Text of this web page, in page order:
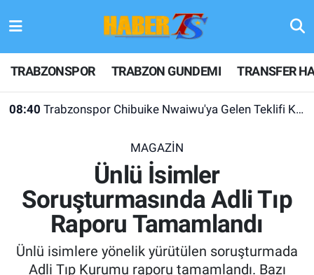
TRABZONSPOR TRABZON GUNDEMI TRANSFER
08:40 Trabzonspor Chibuike Nwaiwu'ya Gelen Teklifi Kabul Etmedi!
MAGAZİN
Ünlü İsimler
Soruşturmasında Adli Tıp
Raporu Tamamlandı
Ünlü isimlere yönelik yürütülen soruşturmada
Adli Tıp Kurumu raporu tamamlandı. Bazı
TRABZONSPOR
TRABZON GUNDEMI
TRANSFER HABERLERI
KULİS MEYDANI
1461 TRABZON
FUTBOL
Hava Durumu
Trafik Durumu
Tüm Manşetler
Son Dakika Haberleri
Haber Arşivi